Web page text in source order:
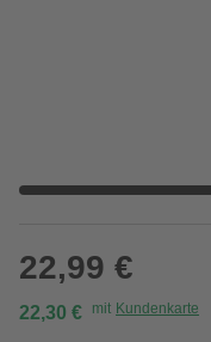
22,99 €
22,30 € mit Kundenkarte